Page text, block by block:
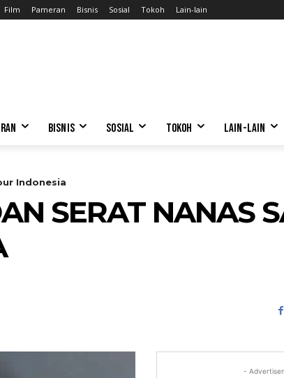
Film Pameran Bisnis Sosial Tokoh Lain-lain
BISNIS SOSIAL TOKOH LAIN-LAIN
Indonesia
SERAT NANAS
-